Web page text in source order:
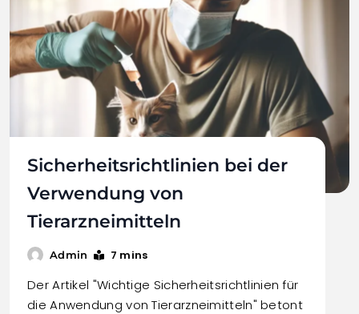
Sicherheitsrichtlinien bei der
Verwendung von
Tierarzneimitteln
Admin 7 mins
Der Artikel "Wichtige Sicherheitsrichtlinien für
die Anwendung von Tierarzneimitteln" betont